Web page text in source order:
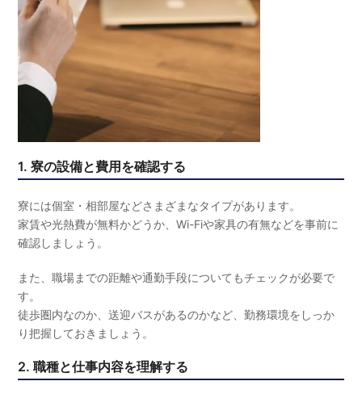
1. 寮の設備と費用を確認する
寮には個室・相部屋などさまざまなタイプがあります。
家賃や光熱費が無料かどうか、Wi-Fiや家具の有無などを事前に
確認しましょう。
また、職場までの距離や通勤手段についてもチェックが必要で
す。
徒歩圏内なのか、送迎バスがあるのかなど、勤務環境をしっか
り把握しておきましょう。
2. 職種と仕事内容を理解する